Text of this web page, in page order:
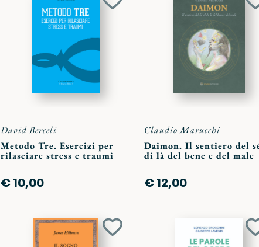
Aggiungi
David Berceli
Metodo Tre. Esercizi per
rilasciare stress e traumi
€ 10,00
Claudio Marucchi
Daimon. Il sentiero del
di là del bene e del male
€ 12,00
Aggiungi